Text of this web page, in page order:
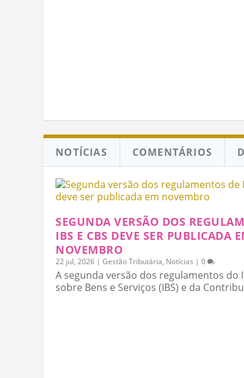
NOTÍCIAS COMENTÁRIOS
SEGUNDA VERSÃO DOS
IBS E CBS DEVE SER PUBLICADA
NOVEMBRO
22 jul, 2026 |Gestão Tributária, Notícias |0
A segunda versão dos regulamentos do
sobre Bens e Serviços (IBS) e da